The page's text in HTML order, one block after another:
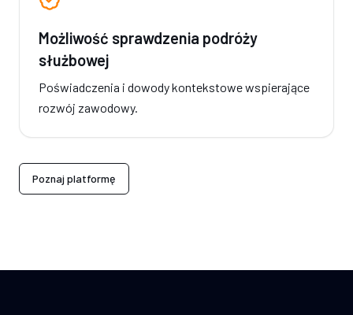
Możliwość sprawdzenia podróży
służbowej
Poświadczenia i dowody kontekstowe wspierające
rozwój zawodowy.
Poznaj platformę